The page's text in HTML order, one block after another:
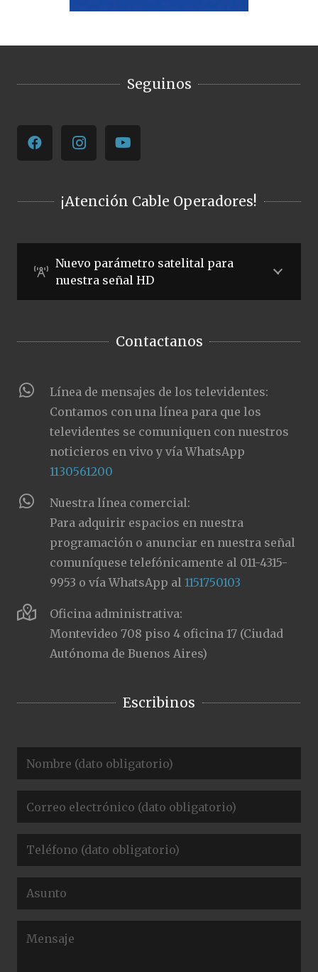
Seguinos
¡Atención Cable Operadores!
Nuevo parámetro satelital para
nuestra señal HD
Contactanos
Línea de mensajes de los televidentes:
Contamos con una línea para que los
televidentes se comuniquen con nuestros
noticieros en vivo y vía WhatsApp
1130561200
Nuestra línea comercial:
Para adquirir espacios en nuestra
programación o anunciar en nuestra señal
comuníquese telefónicamente al 011-4315-
9953 o vía WhatsApp al1151750103
Oficina administrativa:
Montevideo 708 piso 4 oficina 17 (Ciudad
Autónoma de Buenos Aires)
Escribinos